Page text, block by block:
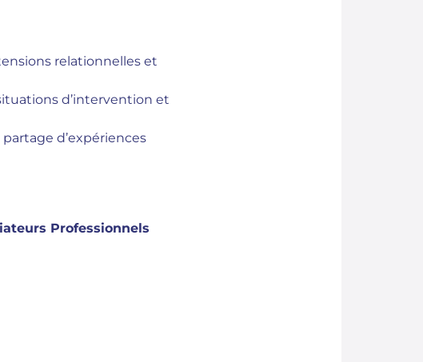
relationnelles et
d’intervention et
d’expériences
Professionnels